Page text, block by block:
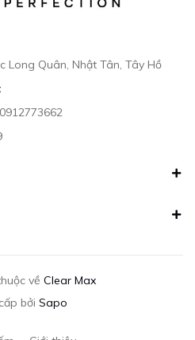
Long Quân, Nhật Tân, Tây Hồ
về Clear Max
bởi Sapo